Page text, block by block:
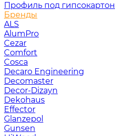
Профиль под гипсокартон
Бренды
ALS
AlumPro
Cezar
Comfort
Cosca
Decaro Engineering
Decomaster
Decor-Dizayn
Dekohaus
Effector
Glanzepol
Gunsen